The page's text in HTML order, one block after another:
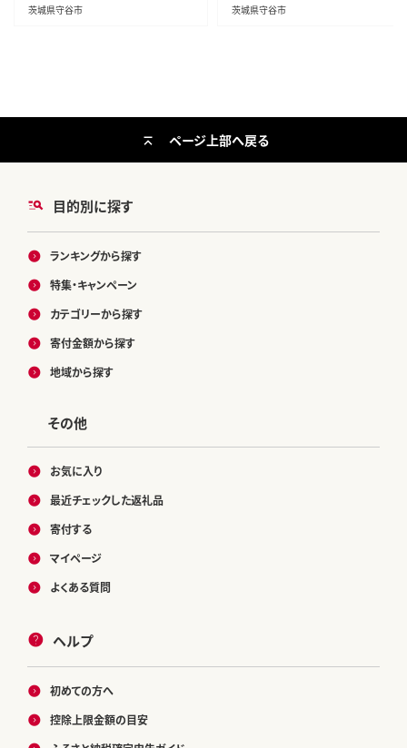
県守谷市】
茨城県守谷市 茨城県守谷市
目的別に探す
ランキングから探す
特集・キャンペーン
カテゴリーから探す
寄付金額から探す
地域から探す
その他
お気に入り
最近チェックした返礼品
寄付する
マイページ
よくある質問
ヘルプ
初めての方へ
控除上限金額の目安
ページ上部へ戻る